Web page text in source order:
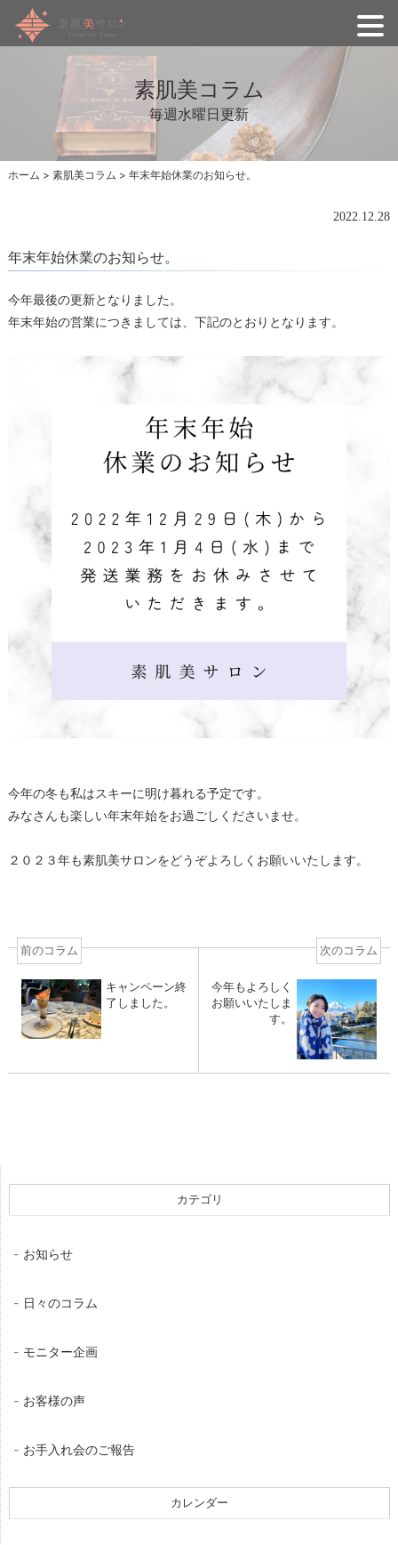
素肌美コラム
毎週水曜日更新
ホーム > 素肌美コラム > 年末年始休業のお知らせ。
2022.12.28
年末年始休業のお知らせ。
今年最後の更新となりました。
年末年始の営業につきましては、下記のとおりとなります。
今年の冬も私はスキーに明け暮れる予定です。
みなさんも楽しい年末年始をお過ごしくださいませ。
２０２３年も素肌美サロンをどうぞよろしくお願いいたします。
前のコラム
キャンペーン終
了しました。
次のコラム
今年もよろしく
お願いいたしま
す。
カテゴリ
お知らせ
日々のコラム
モニター企画
お客様の声
お手入れ会のご報告
カレンダー